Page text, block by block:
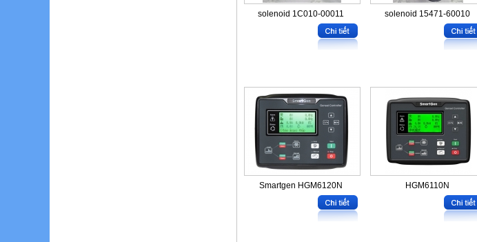
solenoid 1C010-00011 solenoid 15471-60010
Smartgen HGM6120N HGM6110N